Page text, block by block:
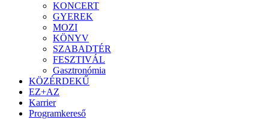
KONCERT
GYEREK
MOZI
KÖNYV
SZABADTÉR
FESZTIVÁL
Gasztronómia
KÖZÉRDEKŰ
EZ+AZ
Karrier
Programkereső